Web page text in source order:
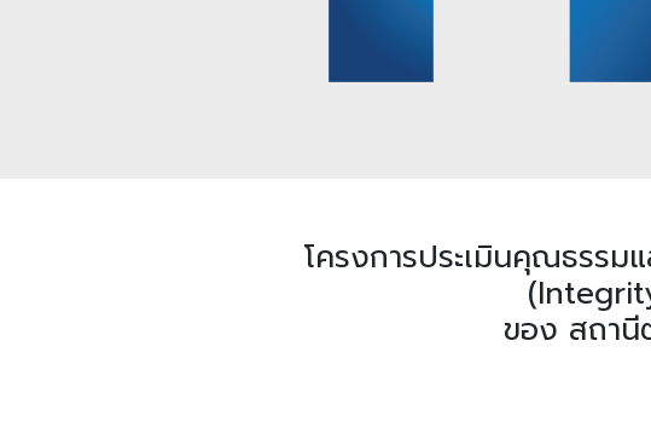
โครงการประเมินคุณธรรม
ของ สถานี